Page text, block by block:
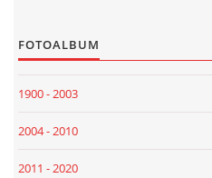
FOTOALBUM
1900 - 2003
2004 - 2010
2011 - 2020